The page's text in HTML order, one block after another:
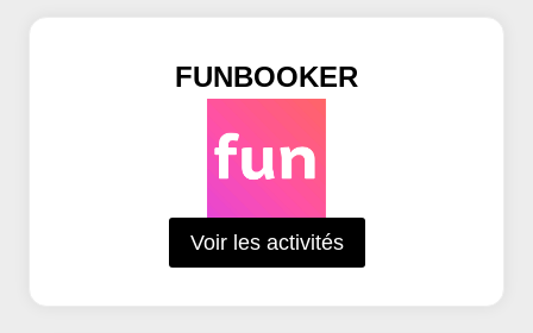
FUNBOOKER
Voir les activités